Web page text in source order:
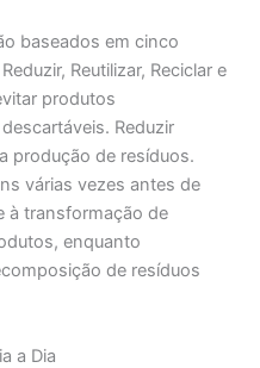
baseados em cinco
Reutilizar, Reciclar e
produtos
Reduzir
produção de resíduos.
várias vezes antes de
à transformação de
enquanto
de resíduos
a Dia